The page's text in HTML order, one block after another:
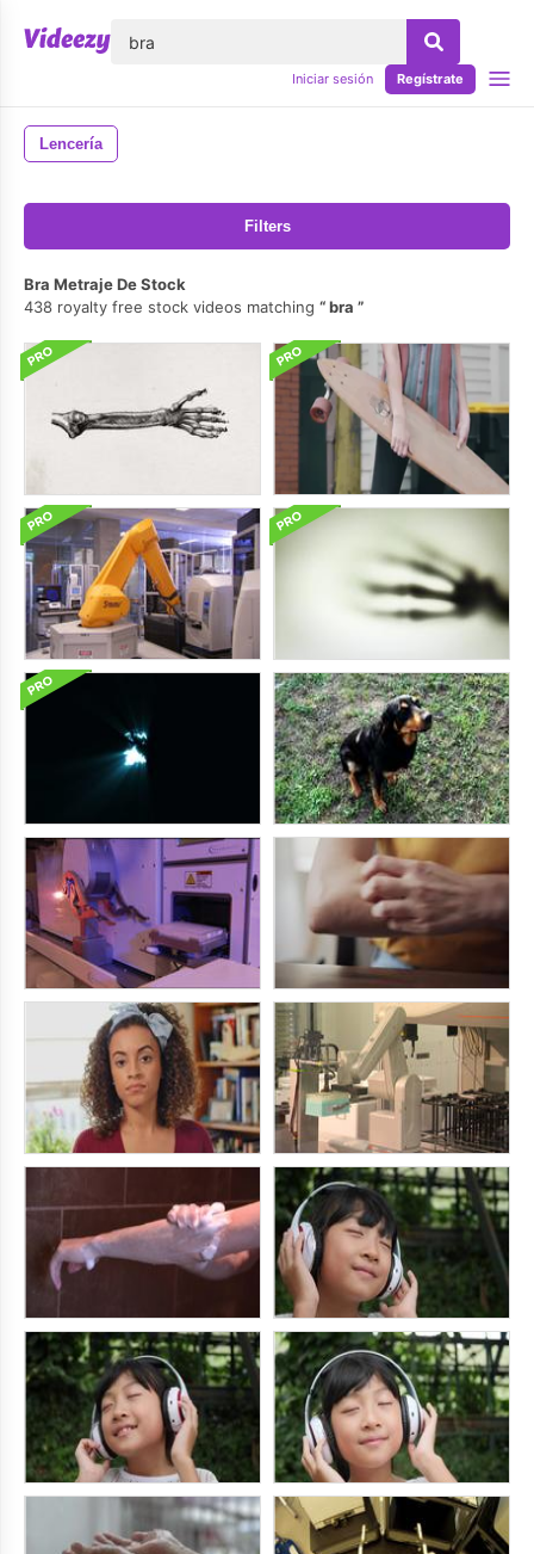
Iniciar sesión Regístrate
Lencería
Filters
Bra Metraje De Stock
438 royalty free stock videos matching
bra